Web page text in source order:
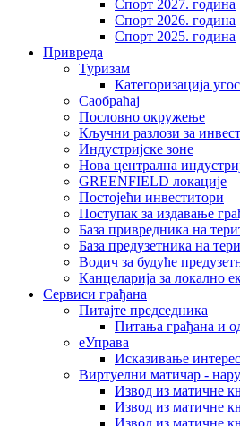
Спорт 2027. година
Спорт 2026. година
Спорт 2025. година
Привреда
Туризам
Категоризација
Саобраћај
Пословно окружење
Кључни разлози за
Индустријске зоне
Нова централна
GREENFIELD локације
Постојећи инвеститори
Поступак за издавање
База привредника на
База предузетника на
Водич за будуће
Канцеларија за локално
Сервиси грађана
Питајте председника
Питања грађана и
еУправа
Исказивање
Виртуелни матичар -
Извод из матичне
Извод из матичне
Извод из матичне